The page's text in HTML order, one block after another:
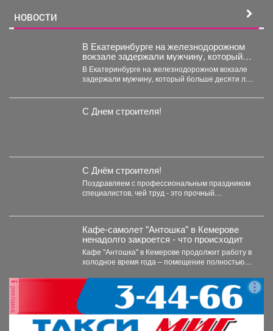
НОВОСТИ
В Екатеринбурге на железнодорожном
вокзале задержали мужчину, который
больше десяти лет находился в
федеральном розыске.
В Екатеринбурге на железнодорожном вокзале
задержали мужчину, который больше десяти лет
С Днем строителя!
С Днём строителя!
Поздравляем с профессиональным праздником
специалистов, чей труд - это прочный
Кафе-самолет "Антошка" в Кемерове
ненадолго закроется - что происходит
Кафе "Антошка" в Кемерове продолжит работу в
холодное время года – помещение полностью
реклама